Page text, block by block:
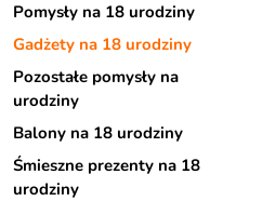
Pomysły na 18 urodziny
Gadżety na 18 urodziny
Pozostałe pomysły na
urodziny
Balony na 18 urodziny
Śmieszne prezenty na 18
urodziny